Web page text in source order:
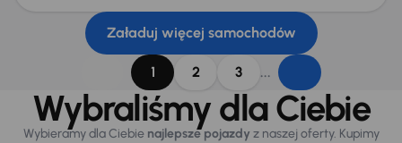
Załaduj więcej samochodów
1 2 3 ...
Wybraliśmy dla Ciebie
Wybieramy dla Ciebie najlepsze pojazdy z naszej oferty. Kupimy